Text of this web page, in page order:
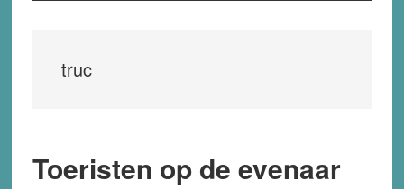
truc
Toeristen op de evenaar